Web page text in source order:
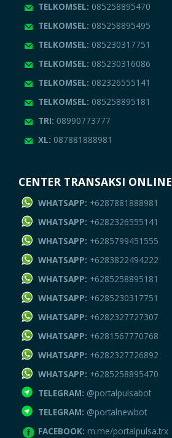
TELKOMSEL: 085258895470
TELKOMSEL: 085258895495
TELKOMSEL: 085230317751
TELKOMSEL: 085230316086
TELKOMSEL: 082326555141
TELKOMSEL: 085258895181
TRI: 08990773777
XL: 087881888981
CENTER TRANSAKSI ONLINE
WHATSAPP: +6287881888981
WHATSAPP: +6282326555141
WHATSAPP: +6285799451555
WHATSAPP: +6283822494222
WHATSAPP: +6285258895181
WHATSAPP: +6285230317751
WHATSAPP: +6282327727307
WHATSAPP: +6281567770768
WHATSAPP: +6282327726892
WHATSAPP: +6285258895470
TELEGRAM: @portalpulsabot
TELEGRAM: @portalnewbot
FACEBOOK: m.me/portalpulsa.trx